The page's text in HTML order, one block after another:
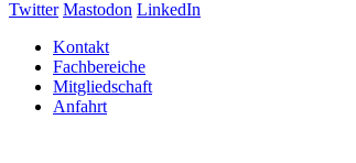
Twitter Mastodon LinkedIn
Kontakt
Fachbereiche
Mitgliedschaft
Anfahrt